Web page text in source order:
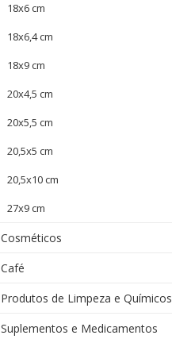
18x6 cm
18x6,4 cm
18x9 cm
20x4,5 cm
20x5,5 cm
20,5x5 cm
20,5x10 cm
27x9 cm
Cosméticos
Café
Produtos de Limpeza e Químicos
Suplementos e Medicamentos